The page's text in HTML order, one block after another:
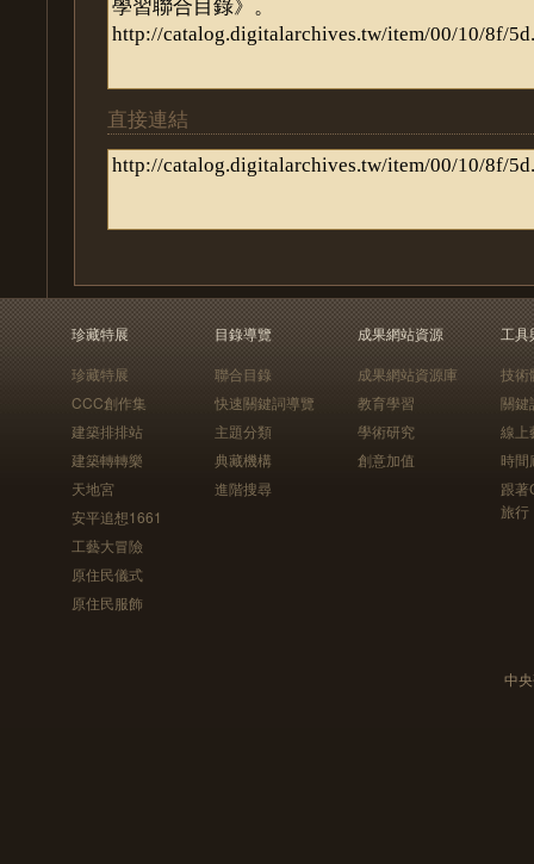
直接連結
珍藏特展
珍藏特展
CCC創作集
建築排排站
建築轉轉樂
天地宮
安平追想1661
工藝大冒險
原住民儀式
原住民服飾
目錄導覽
聯合目錄
快速關鍵詞導覽
主題分類
典藏機構
進階搜尋
成果網站資源
成果網站資源庫
教育學習
學術研究
創意加值
工具
技術
關鍵
線上
時間
跟
旅行
中